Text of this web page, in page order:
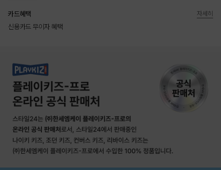
카드혜택
신용카드 무이자 혜택
자세히